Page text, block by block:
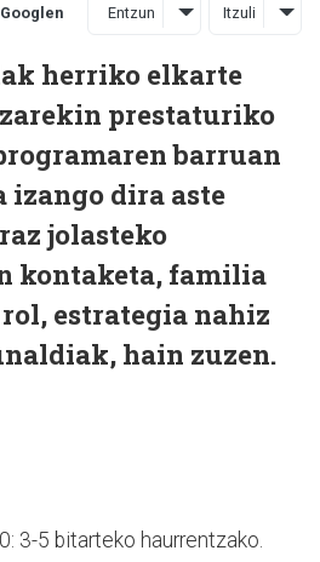
Entzun Itzuli
herriko elkarte
prestaturiko
barruan
dira aste
jolasteko
kontaketa, familia
estrategia nahiz
hain zuzen.
3-5 bitarteko haurrentzako.